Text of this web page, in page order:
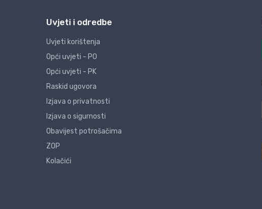
Uvjeti i odredbe
Uvjeti korištenja
Opći uvjeti - PO
Opći uvjeti - PK
Raskid ugovora
Izjava o privatnosti
Izjava o sigurnosti
Obavijest potrošačima
ZOP
Kolačići